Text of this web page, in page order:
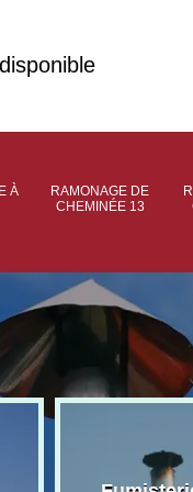
À
RAMONAGE DE
CHEMINÉE 13